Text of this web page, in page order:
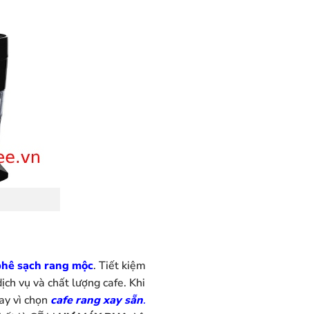
sạch rang mộc. Tiết kiệm
vụ và chất lượng cafe. Khi
vì chọn cafe rang xay sẵn.